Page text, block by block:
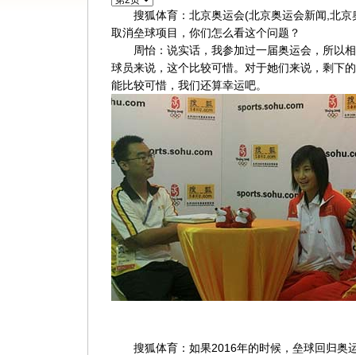
搜狐体育： 北京奥运会(北京奥运会新闻 北京
取消垒球项目，你们怎么看这个问题？
周怡：说实话，我参加过一届奥运会，所以相
球员来说，这个比较可惜。对于她们来说，剩下
能比较可惜，我们还算幸运吧。
搜狐体育：如果2016年的时候，垒球回归奥